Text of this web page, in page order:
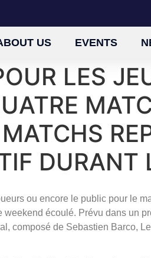
US EVENTS
LES
DURANT
ou encore le public pour le
écoulé. Prévu dans un
composé de Sebastien Barco,